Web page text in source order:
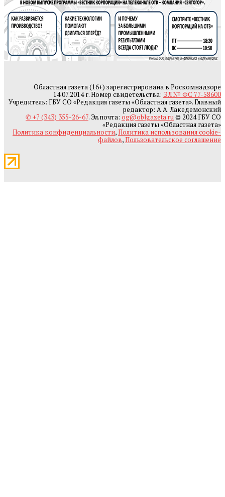
Областная газета (16+) зарегистрирована в Роскомнадзоре
14.07.2014 г. Номер свидетельства: ЭЛ № ФС 77-58600
Учредитель: ГБУ СО «Редакция газеты «Областная газета». Главный
редактор: А.А. Лакедемонский
✆ +7 (343) 355-26-67. Эл.почта: og@oblgazeta.ru© 2024 ГБУ СО
«Редакция газеты «Областная газета»
Политика конфиденциальности,Политика использования cookie-
файлов,Пользовательское соглашение